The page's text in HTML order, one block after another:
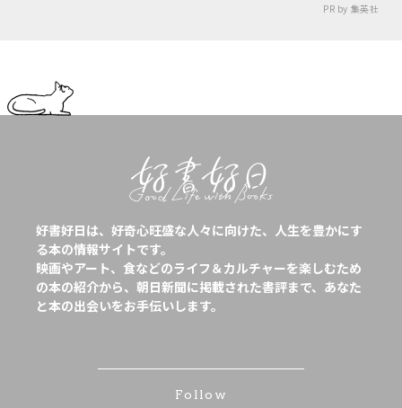
PR by 集英社
好書好日は、好奇心旺盛な人々に向けた、人生を豊かにす
る本の情報サイトです。
映画やアート、食などのライフ＆カルチャーを楽しむため
の本の紹介から、朝日新聞に掲載された書評まで、あなた
と本の出会いをお手伝いします。
Follow